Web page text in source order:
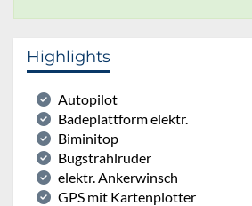
Highlights
Autopilot
Badeplattform elektr.
Biminitop
Bugstrahlruder
elektr. Ankerwinsch
GPS mit Kartenplotter